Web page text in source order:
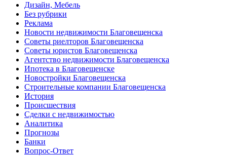
Дизайн, Мебель
Без рубрики
Реклама
Новости недвижимости Благовещенска
Советы риелторов Благовещенска
Советы юристов Благовещенска
Агентство недвижимости Благовещенска
Ипотека в Благовещенске
Новостройки Благовещенска
Строительные компании Благовещенска
История
Происшествия
Сделки с недвижимостью
Аналитика
Прогнозы
Банки
Вопрос-Ответ